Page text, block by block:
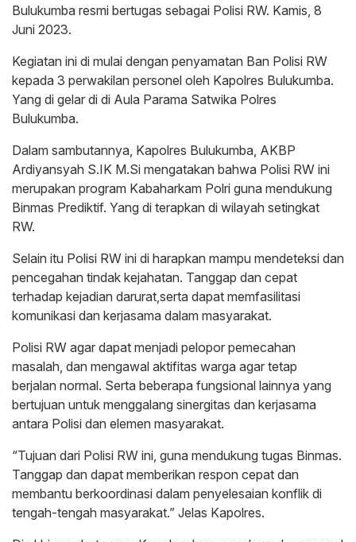
Bulukumba resmi bertugas sebagai Polisi RW. Kamis, 8
Juni 2023.
Kegiatan ini di mulai dengan penyamatan Ban Polisi RW
kepada 3 perwakilan personel oleh Kapolres Bulukumba.
Yang di gelar di di Aula Parama Satwika Polres
Bulukumba.
Dalam sambutannya, Kapolres Bulukumba, AKBP
Ardiyansyah S.IK M.Si mengatakan bahwa Polisi RW ini
merupakan program Kabaharkam Polri guna mendukung
Binmas Prediktif. Yang di terapkan di wilayah setingkat
RW.
Selain itu Polisi RW ini di harapkan mampu mendeteksi dan
pencegahan tindak kejahatan. Tanggap dan cepat
terhadap kejadian darurat,serta dapat memfasilitasi
komunikasi dan kerjasama dalam masyarakat.
Polisi RW agar dapat menjadi pelopor pemecahan
masalah, dan mengawal aktifitas warga agar tetap
berjalan normal. Serta beberapa fungsional lainnya yang
bertujuan untuk menggalang sinergitas dan kerjasama
antara Polisi dan elemen masyarakat.
“Tujuan dari Polisi RW ini, guna mendukung tugas Binmas.
Tanggap dan dapat memberikan respon cepat dan
membantu berkoordinasi dalam penyelesaian konflik di
tengah-tengah masyarakat.” Jelas Kapolres.